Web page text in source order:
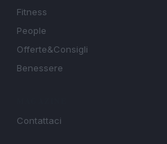
Fitness
People
Offerte&Consigli
Benessere
Contattaci